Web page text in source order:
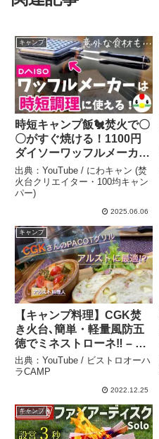
キャンプ
時短キャンプ飯🐔焚火で〇
〇がすぐ焼ける！1100円
ダイソーワッフルメーカー
のだけじゃない使い方
#199 – にわキャン (焚火台
クリエイター・100均キャ
出典：YouTube / にわキャン (焚
火台クリエイター・100均キャン
パー)
2025.06.06
キャンプ
【キャンプ料理】CGK焚
き火台､簡単・軽量風防五
徳でミネストローネ‼︎ – ビ
ストロオーハラCAMP
出典：YouTube / ビストロオーハ
ラCAMP
2022.12.25
キャンプ